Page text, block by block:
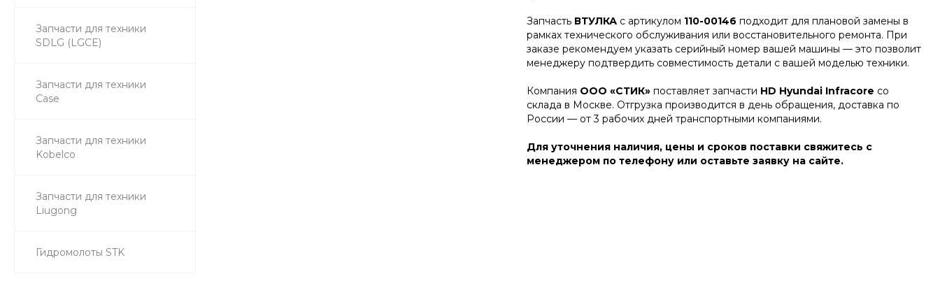
Запчасти для техники
SDLG (LGCE)
Запчасти для техники
Case
Запчасти для техники
Kobelco
Запчасти для техники
Liugong
Гидромолоты STK
Запчасть ВТУЛКАс артикулом 110-00146 подходит для плановой замены в
рамках технического обслуживания или восстановительного ремонта. При
заказе рекомендуем указать серийный номер вашей машины — это позволит
менеджеру подтвердить совместимость детали с вашей моделью техники.
Компания ООО «СТИК»поставляет запчасти HD Hyundai Infracore со
склада в Москве. Отгрузка производится в день обращения, доставка по
России — от 3 рабочих дней транспортными компаниями.
Для уточнения наличия, цены и сроков поставки свяжитесь с
менеджером по телефону или оставьте заявку на сайте.